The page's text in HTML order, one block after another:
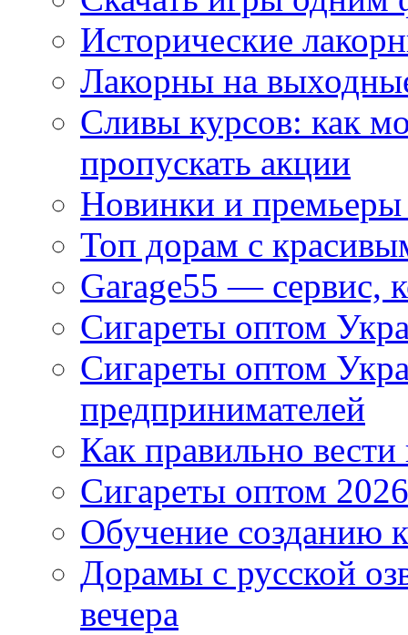
Исторические
Лакорны на
Сливы курсов: как
пропускать акции
Новинки и
Топ дорам с
Garage55 — сервис,
Сигареты оптом
Сигареты оптом
предпринимателей
Как правильно
Сигареты оптом
Обучение созданию
Дорамы с русской
вечера